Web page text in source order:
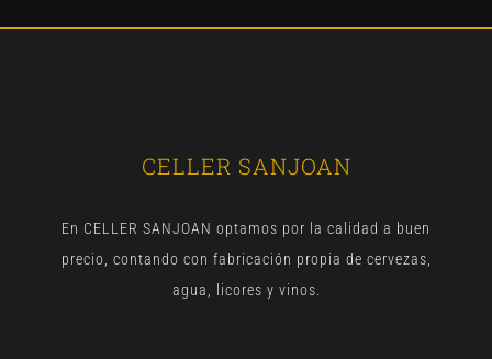
CELLER SANJOAN
En CELLER SANJOAN optamos por la calidad a buen
precio, contando con fabricación propia de cervezas,
agua, licores y vinos.